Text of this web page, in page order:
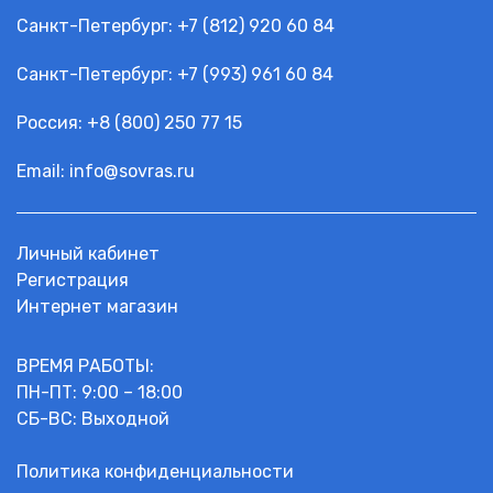
Модульные контакторы ESB
Реле, таймеры, контроля
GESTRA
Датчики уровня NRG
Контроллеры и терминалы
Клапана непрерывной продувки BAE
Клапана регулирующие ZK
Контроллеры
Преобразователи частоты Altivar
Устройства плавного пуска Altistart
Выключатель EasyPact
Личный кабинет
Регистрация
Интернет магазин
ВРЕМЯ РАБОТЫ:
ПН-ПТ: 9:00 – 18:00
СБ-ВС: Выходной
Политика конфиденциальности
Санкт-Петербург: +7 (812) 920 60 84
Санкт-Петербург: +7 (993) 961 60 84
Россия: +8 (800) 250 77 15
Email: info@sovras.ru